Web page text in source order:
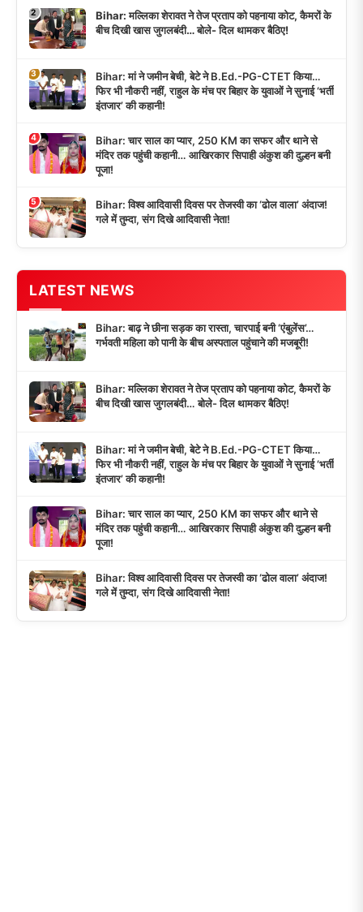
2
Bihar: मल्लिका शेरावत ने तेज प्रताप को पहनाया कोट, कैमरों के
बीच दिखी खास जुगलबंदी… बोले- दिल थामकर बैठिए!
3
Bihar: मां ने जमीन बेची, बेटे ने B.Ed.-PG-CTET किया…
फिर भी नौकरी नहीं, राहुल के मंच पर बिहार के युवाओं ने सुनाई ‘भर्ती
इंतजार’ की कहानी!
4
Bihar: चार साल का प्यार, 250 KM का सफर और थाने से
मंदिर तक पहुंची कहानी… आखिरकार सिपाही अंकुश की दुल्हन बनी
पूजा!
5
Bihar: विश्व आदिवासी दिवस पर तेजस्वी का ‘ढोल वाला’ अंदाज!
गले में तुम्दा, संग दिखे आदिवासी नेता!
LATEST NEWS
Bihar: बाढ़ ने छीना सड़क का रास्ता, चारपाई बनी ‘एंबुलेंस’…
गर्भवती महिला को पानी के बीच अस्पताल पहुंचाने की मजबूरी!
Bihar: मल्लिका शेरावत ने तेज प्रताप को पहनाया कोट, कैमरों के
बीच दिखी खास जुगलबंदी… बोले- दिल थामकर बैठिए!
Bihar: मां ने जमीन बेची, बेटे ने B.Ed.-PG-CTET किया…
फिर भी नौकरी नहीं, राहुल के मंच पर बिहार के युवाओं ने सुनाई ‘भर्ती
इंतजार’ की कहानी!
Bihar: चार साल का प्यार, 250 KM का सफर और थाने से
मंदिर तक पहुंची कहानी… आखिरकार सिपाही अंकुश की दुल्हन बनी
पूजा!
Bihar: विश्व आदिवासी दिवस पर तेजस्वी का ‘ढोल वाला’ अंदाज!
गले में तुम्दा, संग दिखे आदिवासी नेता!